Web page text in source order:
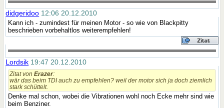
didgeridoo 12:06 20.12.2010
Kann ich - zumindest für meinen Motor - so wie von Blackpitty
beschrieben vorbehaltlos weiterempfehlen!
Lordsik 19:47 20.12.2010
Zitat vonErazer:
wär das beim TDI auch zu empfehlen? weil der motor sich ja doch ziemlich
stark schüttelt.
Denke mal schon, wobei die Vibrationen wohl noch Ecke mehr sind wie
beim Benziner.